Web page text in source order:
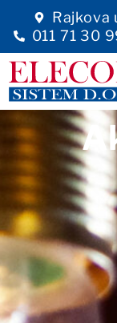
Rajkova
011 71 30